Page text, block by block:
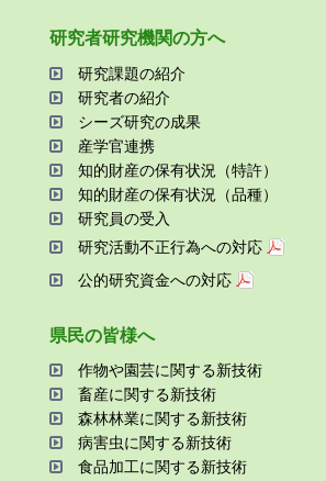
研究者研究機関の⽅へ
研究課題の紹介
研究者の紹介
シーズ研究の成果
産学官連携
知的財産の保有状況（特許）
知的財産の保有状況（品種）
研究員の受⼊
研究活動不正⾏為への対応
公的研究資金への対応
県⺠の皆様へ
作物や園芸に関する新技術
畜産に関する新技術
森林林業に関する新技術
病害⾍に関する新技術
⾷品加⼯に関する新技術